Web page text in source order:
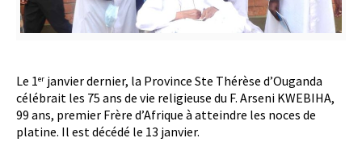
Le 1er janvier dernier, la Province Ste Thérèse d’Ouganda
célébrait les 75 ans de vie religieuse du F. Arseni KWEBIHA,
99 ans, premier Frère d’Afrique à atteindre les noces de
platine. Il est décédé le 13 janvier.